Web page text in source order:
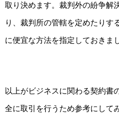
取り決めます。裁判外の紛争解
り、裁判所の管轄を定めたりす
に便宜な方法を指定しておきま
以上がビジネスに関わる契約書
全に取引を行うため参考にして